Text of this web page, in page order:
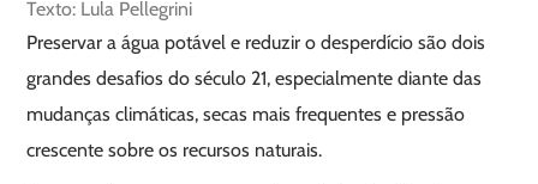
Texto: Lula Pellegrini
Preservar a água potável e reduzir o desperdício são dois
grandes desafios do século 21, especialmente diante das
mudanças climáticas, secas mais frequentes e pressão
crescente sobre os recursos naturais.